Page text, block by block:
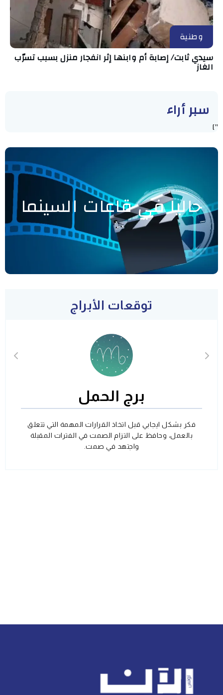
وطنية
سيدي ثابت/ إصابة أم وابنها إثر انفجار منزل بسبب تسرّب
الغاز
سبر أراء
"]
حاليا في قاعات السينما
توقعات الأبراج
برج الحمل
فكر بشكل ايجابي قبل اتخاذ القرارات المهمة التي تتعلق
بالعمل، وحافظ على التزام الصمت في الفترات المقبلة
واجتهد في صمت.